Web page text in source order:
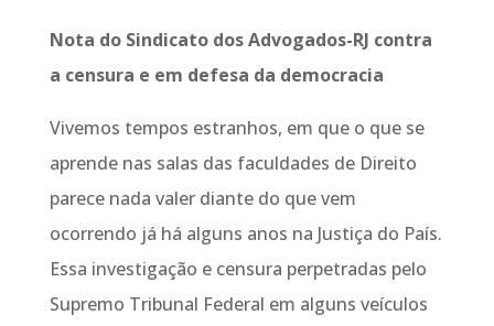
Nota do Sindicato dos Advogados-RJ contra
a censura e em defesa da democracia
Vivemos tempos estranhos, em que o que se
aprende nas salas das faculdades de Direito
parece nada valer diante do que vem
ocorrendo já há alguns anos na Justiça do País.
Essa investigação e censura perpetradas pelo
Supremo Tribunal Federal em alguns veículos